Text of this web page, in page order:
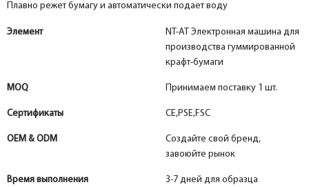
Плавно режет бумагу и автоматически подает воду
Элемент
NT-AT Электронная машина для
производства гуммированной
крафт-бумаги
MOQ Принимаем поставку 1 шт.
Сертификаты CE,PSE,FSC
OEM & ODM
Создайте свой бренд,
завоюйте рынок
Время выполнения 3-7 дней для образца